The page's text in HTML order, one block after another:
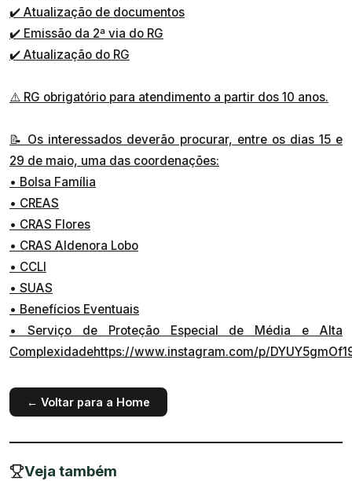
✔️ Atualização de documentos
✔️ Emissão da 2ª via do RG
✔️ Atualização do RG
⚠️ RG obrigatório para atendimento a partir dos 10 anos.
📝 Os interessados deverão procurar, entre os dias 15 e
29 de maio, uma das coordenações:
• Bolsa Família
• CREAS
• CRAS Flores
• CRAS Aldenora Lobo
• CCLI
• SUAS
• Benefícios Eventuais
• Serviço de Proteção Especial de Média e Alta
Complexidadehttps://www.instagram.com/p/
← Voltar para a Home
Veja também